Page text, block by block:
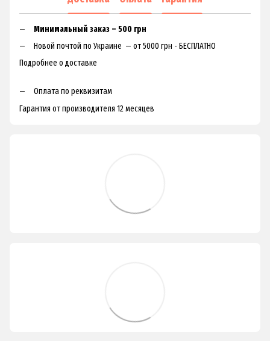
Минимальный заказ – 500 грн
Новой почтой по Украине — от 5000 грн - БЕСПЛАТНО
Подробнее о доставке
Оплата по реквизитам
Гарантия от производителя 12 месяцев